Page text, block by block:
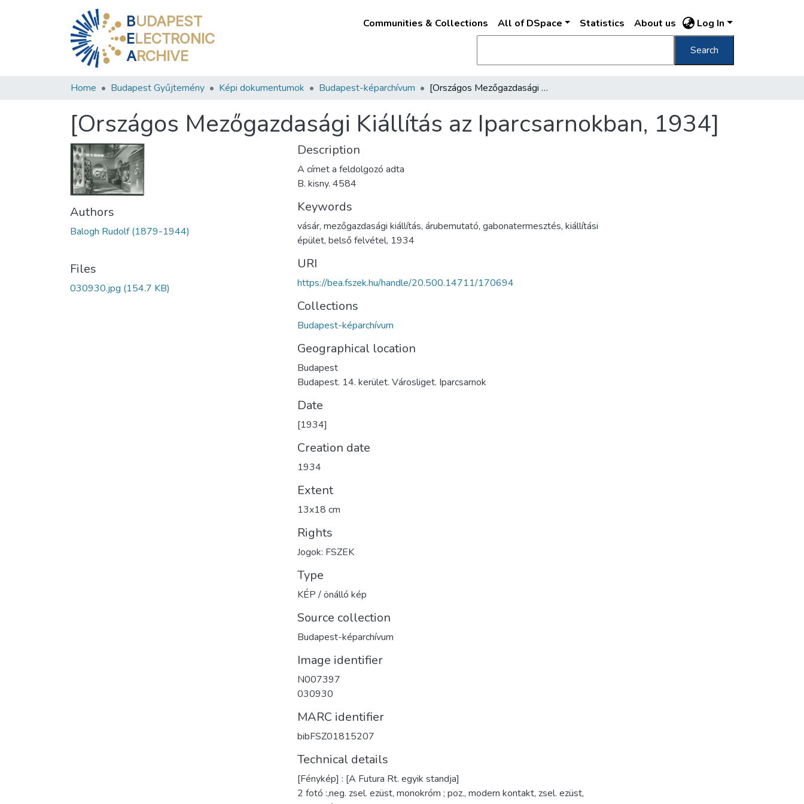
BUDAPEST
ELECTRONIC
ARCHIVE
Communities & Collections All of DSpace Statistics About us Log In
Search
Home Budapest Gyűjtemény Képi dokumentumok Budapest-képarchívum [Országos Mezőgazdasági Kiállítás az Iparcsarnokban, 1934]
[Országos Mezőgazdasági Kiállítás az Iparcsarnokban, 1934]
Authors
Balogh Rudolf (1879-1944)
Files
030930.jpg (154.7 KB)
Description
A címet a feldolgozó adta
B. kisny. 4584
Keywords
vásár, mezőgazdasági kiállítás, árubemutató, gabonatermesztés, kiállítási
épület, belső felvétel, 1934
URI
https://bea.fszek.hu/handle/20.500.14711/170694
Collections
Budapest-képarchívum
Geographical location
Budapest
Budapest. 14. kerület. Városliget. Iparcsarnok
Date
[1934]
Creation date
1934
Extent
13x18 cm
Rights
Jogok: FSZEK
Type
KÉP / önálló kép
Source collection
Budapest-képarchívum
Image identifier
N007397
030930
MARC identifier
bibFSZ01815207
Technical details
[Fénykép] : [A Futura Rt. egyik standja]
2 fotó :,neg. zsel. ezüst, monokróm ; poz., modern kontakt, zsel. ezüst,